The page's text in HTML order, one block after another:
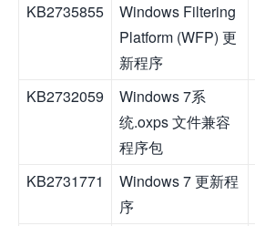
KB2735855
Windows Filtering
Platform (WFP) 更
新程序
KB2732059
Windows 7系
统.oxps 文件兼容
程序包
KB2731771
Windows 7 更新程
序